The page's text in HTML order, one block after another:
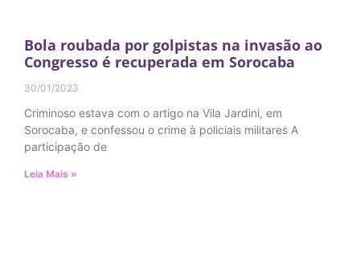
Bola roubada por golpistas na invasão ao
Congresso é recuperada em Sorocaba
30/01/2023
Criminoso estava com o artigo na Vila Jardini, em
Sorocaba, e confessou o crime à policiais militares A
participação de
Leia Mais »